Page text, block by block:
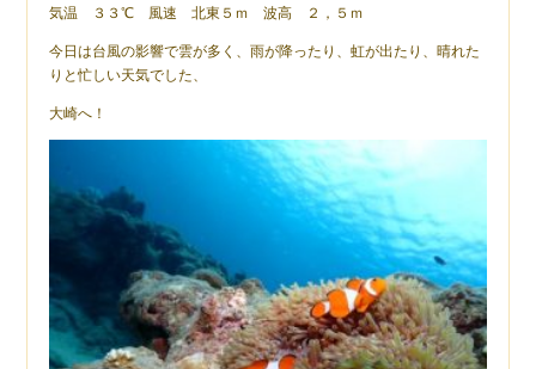
気温 ３３℃ 風速 北東５ｍ 波高 ２，５ｍ
今日は台風の影響で雲が多く、雨が降ったり、虹が出たり、晴れた
りと忙しい天気でした、
大崎へ！